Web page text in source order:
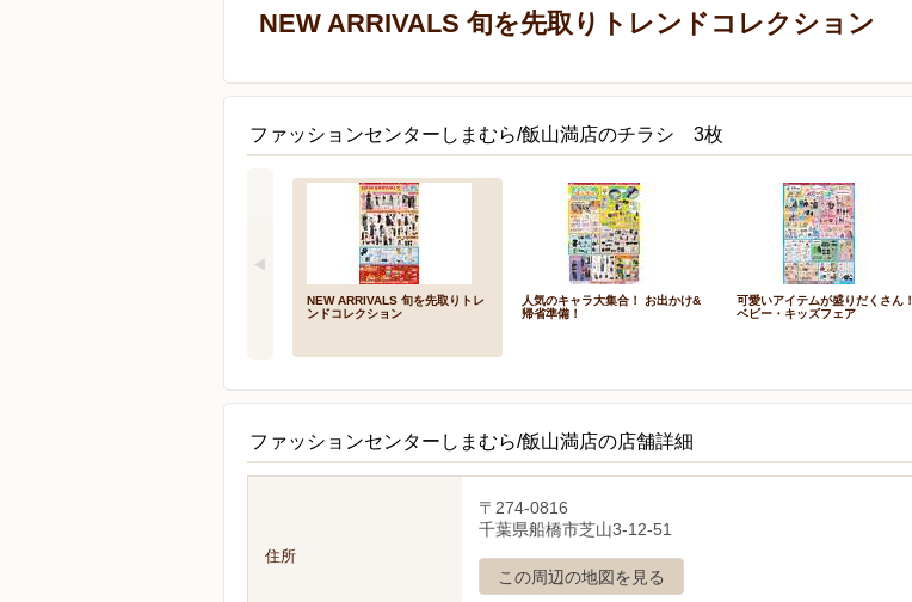
NEW ARRIVALS 旬を先取りトレンドコレクション
ファッションセンターしまむら/飯山満店のチラシ 3枚
NEW ARRIVALS 旬を先取りトレ
ンドコレクション
人気のキャラ大集合！ お出かけ&
帰省準備！
可愛いアイテムが盛りだくさん！
ベビー・キッズフェア
ファッションセンターしまむら/飯山満店の店舗詳細
住所
〒274-0816
千葉県船橋市芝山3-12-51
この周辺の地図を見る